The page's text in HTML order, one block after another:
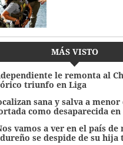
MÁS VISTO
le remonta al
triunfo en Liga
sana y salva a menor
como desaparecida en
vamos a ver en el país de
se despide de su hija